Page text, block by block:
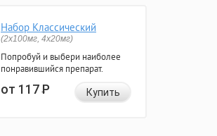
Набор Классический
(2x100мг, 4x20мг)
Попробуй и выбери наиболее
понравившийся препарат.
от 117Р Купить